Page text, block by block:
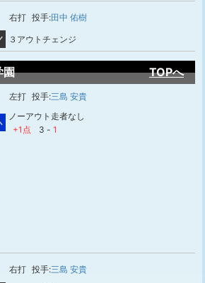
右打 投手:田中 佑樹
３アウトチェンジ
園 TOPへ
左打 投手:三島 安貴
ノーアウト走者なし
+1点
3 - 1
右打 投手:三島 安貴